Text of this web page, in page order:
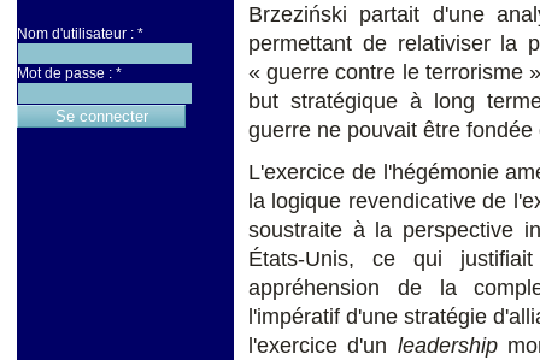
Nom d'utilisateur : *
Mot de passe : *
Brzeziński partait d'une
permettant de relativiser la
« guerre contre le terrorisme
but stratégique à long
guerre ne pouvait être
L'exercice de l'hégémonie
la logique revendicative de
soustraite à la perspective
États-Unis, ce qui
appréhension de la
l'impératif d'une stratégie
l'exercice d'un leadership